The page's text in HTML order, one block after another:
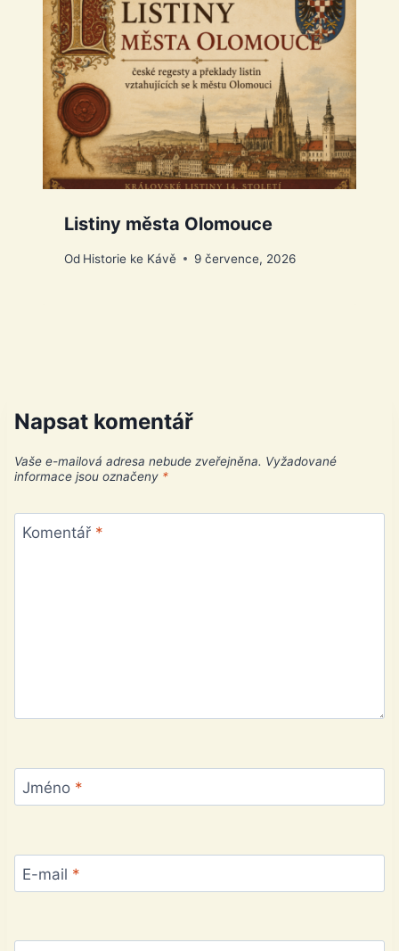
Listiny města Olomouce
Od Historie ke Kávě 9 července, 2026
Napsat komentář
Vaše e-mailová adresa nebude zveřejněna. Vyžadované
informace jsou označeny *
Komentář *
Jméno *
E-mail *